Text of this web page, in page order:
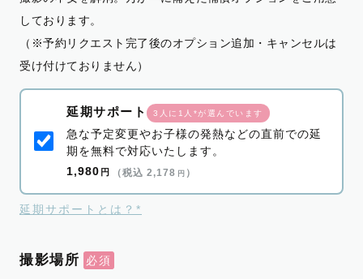
しております。
（※予約リクエスト完了後のオプション追加・キャンセルは
受け付けておりません）
延期サポート 3人に1人*が選んでいます
急な予定変更やお子様の発熱などの直前での延
期を無料で対応いたします。
1,980 円 （税込 2,178 円 ）
延期サポートとは？*
撮影場所